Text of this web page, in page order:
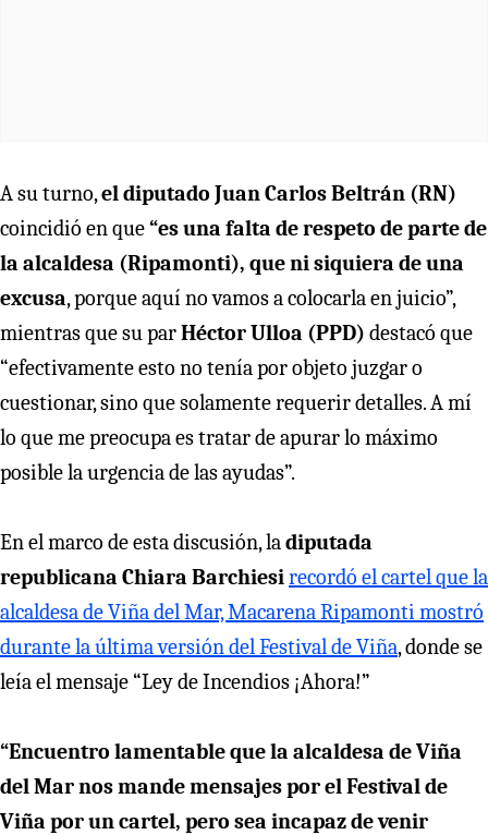
A su turno,el diputado Juan Carlos Beltrán (RN)
coincidió en que“es una falta de respeto de parte de
la alcaldesa (Ripamonti), que ni siquiera de una
excusa, porque aquí no vamos a colocarla en juicio”,
mientras que su parHéctor Ulloa (PPD) destacó que
“efectivamente esto no tenía por objeto juzgar o
cuestionar, sino que solamente requerir detalles. A mí
lo que me preocupa es tratar de apurar lo máximo
posible la urgencia de las ayudas”.
En el marco de esta discusión, ladiputada
republicana Chiara Barchiesirecordó el cartel que la
alcaldesa de Viña del Mar, Macarena Ripamonti mostró
durante la última versión del Festival de Viña, donde se
leía el mensaje “Ley de Incendios ¡Ahora!”
“Encuentro lamentable que la alcaldesa de Viña
del Mar nos mande mensajes por el Festival de
Viña por un cartel, pero sea incapaz de venir